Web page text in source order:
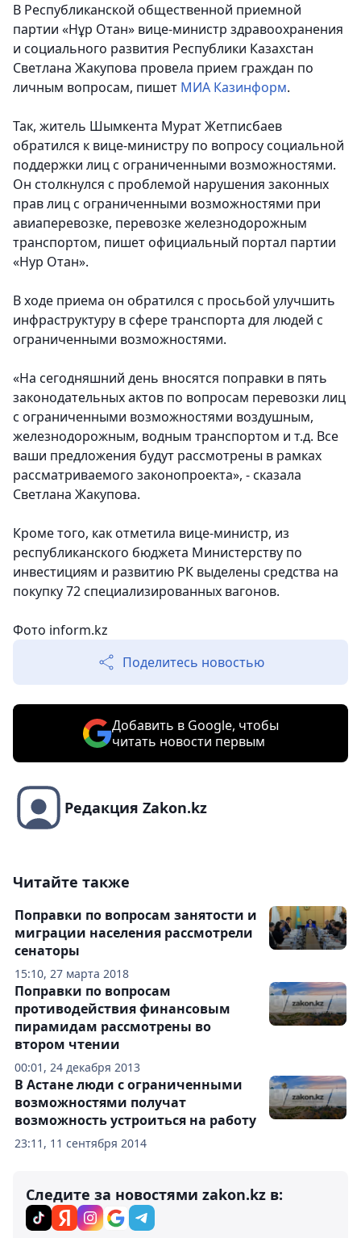
В Республиканской общественной приемной
партии «Нұр Отан» вице-министр здравоохранения
и социального развития Республики Казахстан
Светлана Жакупова провела прием граждан по
личным вопросам, пишет МИА Казинформ.
Так, житель Шымкента Мурат Жетписбаев
обратился к вице-министру по вопросу социальной
поддержки лиц с ограниченными возможностями.
Он столкнулся с проблемой нарушения законных
прав лиц с ограниченными возможностями при
авиаперевозке, перевозке железнодорожным
транспортом, пишет официальный портал партии
«Нур Отан».
В ходе приема он обратился с просьбой улучшить
инфраструктуру в сфере транспорта для людей с
ограниченными возможностями.
«На сегодняшний день вносятся поправки в пять
законодательных актов по вопросам перевозки лиц
с ограниченными возможностями воздушным,
железнодорожным, водным транспортом и т.д. Все
ваши предложения будут рассмотрены в рамках
рассматриваемого законопроекта», - сказала
Светлана Жакупова.
Кроме того, как отметила вице-министр, из
республиканского бюджета Министерству по
инвестициям и развитию РК выделены средства на
покупку 72 специализированных вагонов.
Фото inform.kz
Поделитесь новостью
Добавить в Google, чтобы
читать новости первым
Редакция Zakon.kz
Читайте также
15:10, 27 марта 2018
Поправки по вопросам занятости и
миграции населения рассмотрели
сенаторы
00:01, 24 декабря 2013
Поправки по вопросам
противодействия финансовым
пирамидам рассмотрены во
втором чтении
23:11, 11 сентября 2014
В Астане люди с ограниченными
возможностями получат
возможность устроиться на работу
Следите за новостями zakon.kz в: